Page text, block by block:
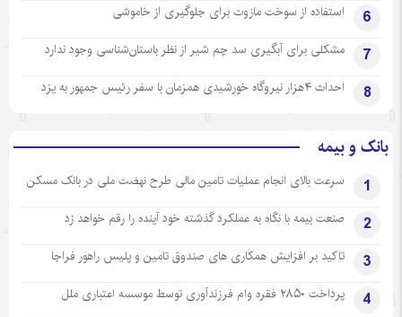
6 استفاده از سوخت مازوت برای جلوگیری از خاموشی
7 مشکلی برای آبگیری سد چم شیر از نظر باستان‌شناسی وجود ندارد
8 احداث ۴هزار نیروگاه خورشیدی همزمان با سفر رئیس جمهور به یزد
بانک و بیمه
1 سرعت بالای انجام عملیات تامین مالی طرح نهضت ملی در بانک مسکن
2 صنعت بیمه با نگاه به عملکرد گذشته خود آینده را رقم خواهد زد
3 تاکید بر افزایش همکاری های صندوق تامین و پلیس راهور فراجا
4 پرداخت ۲۸۵۰ فقره وام فرزندآوری توسط موسسه اعتباری ملل